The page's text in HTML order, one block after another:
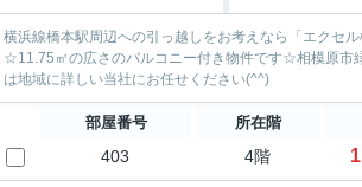
横浜線橋本駅周辺への引っ越しをお考えなら「エクセ
☆11.75㎡の広さのバルコニー付き物件です☆相模原市
は地域に詳しい当社にお任せください(^^)
部屋番号 所在階
403 4階